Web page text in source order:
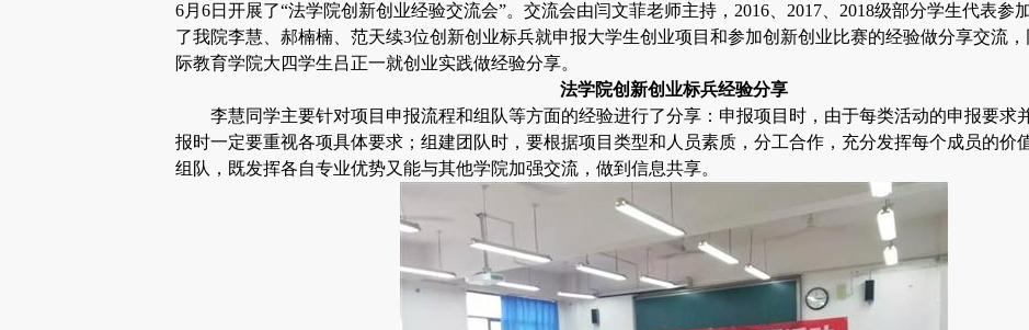
6月6日开展了“法学院创新创业经验交流会”。交流会由闫文菲老师主持，2016、2017、2018级部分学生代表参
了我院李慧、郝楠楠、范天续3位创新创业标兵就申报大学生创业项目和参加创新创业比赛的经验做分享交流
际教育学院大四学生吕正一就创业实践做经验分享。
法学院创新创业标兵经验分享
李慧同学主要针对项目申报流程和组队等方面的经验进行了分享：申报项目时，由于每类活动的申报要求
报时一定要重视各项具体要求；组建团队时，要根据项目类型和人员素质，分工合作，充分发挥每个成员的价
组队，既发挥各自专业优势又能与其他学院加强交流，做到信息共享。